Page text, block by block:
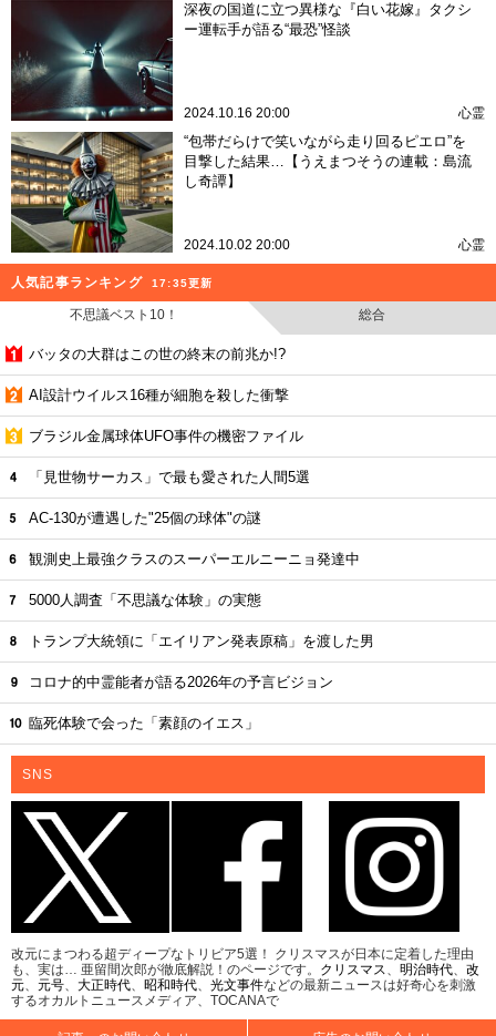
深夜の国道に立つ異様な『白い花嫁』タクシ
ー運転手が語る“最恐”怪談
2024.10.16 20:00 心霊
“包帯だらけで笑いながら走り回るピエロ”を
目撃した結果…【うえまつそうの連載：島流
し奇譚】
2024.10.02 20:00 心霊
人気記事ランキング 17:35更新
不思議ベスト10！ 総合
バッタの大群はこの世の終末の前兆か!?
AI設計ウイルス16種が細胞を殺した衝撃
ブラジル金属球体UFO事件の機密ファイル
「見世物サーカス」で最も愛された人間5選
AC-130が遭遇した"25個の球体"の謎
観測史上最強クラスのスーパーエルニーニョ発達中
5000人調査「不思議な体験」の実態
トランプ大統領に「エイリアン発表原稿」を渡した男
コロナ的中霊能者が語る2026年の予言ビジョン
臨死体験で会った「素顔のイエス」
SNS
改元にまつわる超ディープなトリビア5選！ クリスマスが日本に定着した理由
も、実は… 亜留間次郎が徹底解説！のページです。 クリスマス、 明治時代、 改
元、 元号、 大正時代、 昭和時代、 光文事件などの最新ニュースは好奇心を刺激
するオカルトニュースメディア、TOCANAで